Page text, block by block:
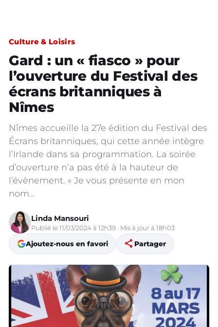
Culture & Loisirs
Gard : un « fiasco » pour
l’ouverture du Festival des
écrans britanniques à
Nîmes
Nîmes accueille la 27e édition du Festival des
Écrans britanniques, qui cette année intègre
l’Irlande dans sa programmation. La soirée
d’ouverture n’a pas été à la hauteur de
l’évènement. « Je vous présente en mon
nom…
Linda Mansouri
Publié le 11/03/2024 à 12h39 · Mis à jour à 18h03
Ajoutez-nous en favori share Partager